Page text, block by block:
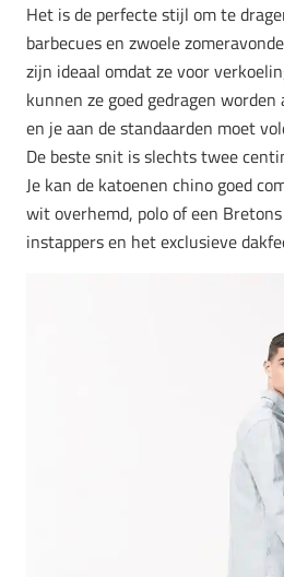
Het is de perfecte stijl om te
barbecues en zwoele
zijn ideaal omdat ze voor
kunnen ze goed gedragen worden
en je aan de standaarden moet
De beste snit is slechts twee
Je kan de katoenen chino goed
wit overhemd, polo of een
instappers en het exclusieve